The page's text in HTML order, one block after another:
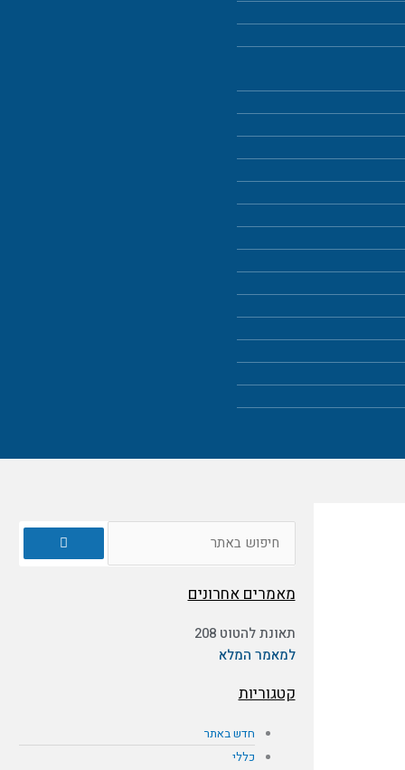
מאמרים אחרונים
תאונת להטוט 208
למאמר המלא
קטגוריות
חדש באתר
כללי